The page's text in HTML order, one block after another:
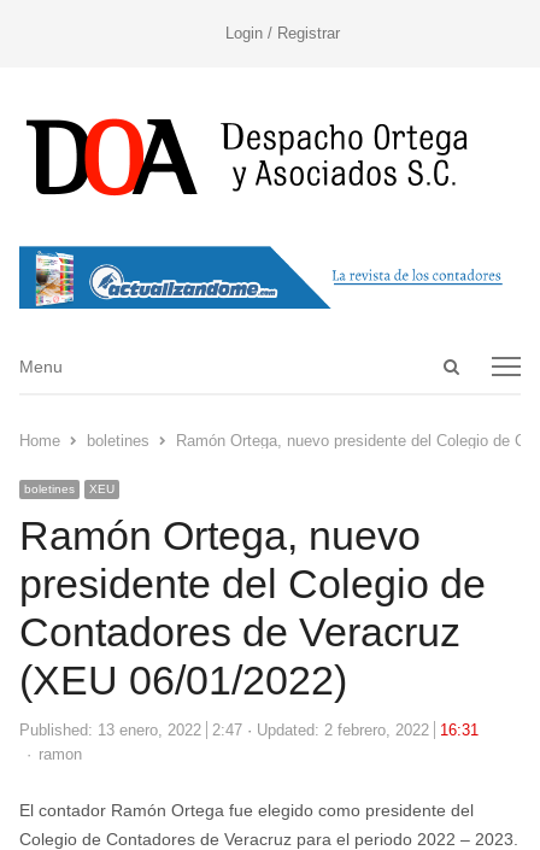
Login / Registrar
Open
Menu
Menu
Home boletines Ramón Ortega, nuevo presidente del Colegio de
boletines XEU
Ramón Ortega, nuevo
presidente del Colegio de
Contadores de Veracruz
(XEU 06/01/2022)
Published: 13 enero, 2022 2:47 Updated: 2 febrero, 2022
16:31
Author
ramon
El contador Ramón Ortega fue elegido como presidente del
Colegio de Contadores de Veracruz para el periodo 2022 – 2023.